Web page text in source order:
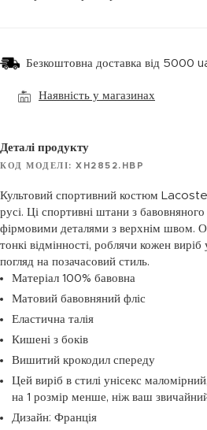
Безкоштовна доставка від 5000
Наявність у магазинах
Деталі продукту
КОД МОДЕЛІ: XH2852.HBP
Культовий спортивний костюм
русі. Ці спортивні штани з
фірмовими деталями з верхнім швом.
тонкі відмінності, роблячи кожен
погляд на позачасовий стиль.
Матеріал 100% бавовна
Матовий бавовняний фліс
Еластична талія
Кишені з боків
Вишитий крокодил спереду
Цей виріб в стилі унісекс
на 1 розмір менше, ніж ваш
Дизайн: Франція